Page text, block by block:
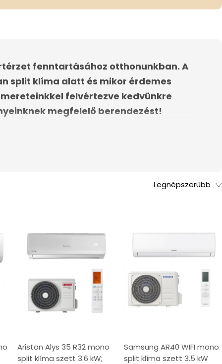
fenntartásához otthonunkban. A
split klíma alatt és mikor érdemes
felvértezve kedvünkre
megfelelő berendezést!
emlegetnek, olyan hűtőrendszer, amely
és elektromos vezetékek kötik össze,
rendszerekhez képest (ahol minden
Legnépszerűbb
Ariston Alys 35 R32 mono
split klíma szett 3.6 kW;
Samsung AR40 WIFI mono
split klíma szett 3.5 kW